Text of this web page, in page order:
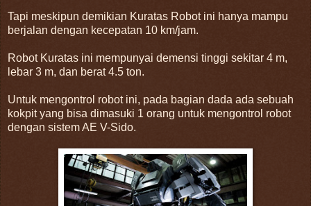
Tapi meskipun demikian Kuratas Robot ini hanya mampu
berjalan dengan kecepatan 10 km/jam.
Robot Kuratas ini mempunyai demensi tinggi sekitar 4 m,
lebar 3 m, dan berat 4.5 ton.
Untuk mengontrol robot ini, pada bagian dada ada sebuah
kokpit yang bisa dimasuki 1 orang untuk mengontrol robot
dengan sistem AE V-Sido.